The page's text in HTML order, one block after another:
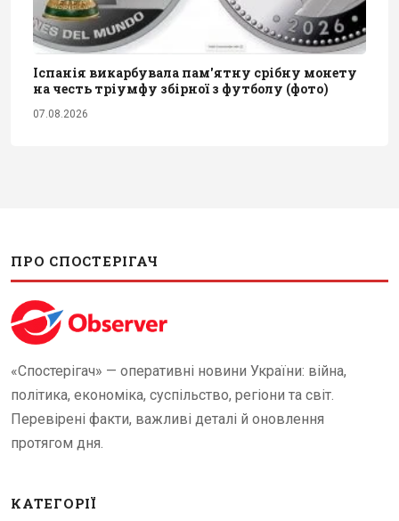
Іспанія викарбувала пам'ятну срібну монету
на честь тріумфу збірної з футболу (фото)
07.08.2026
ПРО СПОСТЕРІГАЧ
«Спостерігач» — оперативні новини України: війна,
політика, економіка, суспільство, регіони та світ.
Перевірені факти, важливі деталі й оновлення
протягом дня.
КАТЕГОРІЇ